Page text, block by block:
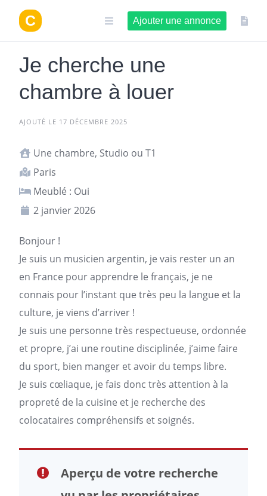
contenu
Ajouter une annonce
Je cherche une
chambre à louer
AJOUTÉ LE 17 DÉCEMBRE 2025
Une chambre, Studio ou T1
Paris
Meublé : Oui
2 janvier 2026
Bonjour !
Je suis un musicien argentin, je vais rester un an
en France pour apprendre le français, je ne
connais pour l’instant que très peu la langue et la
culture, je viens d’arriver !
Je suis une personne très respectueuse, ordonnée
et propre, j’ai une routine disciplinée, j’aime faire
du sport, bien manger et avoir du temps libre.
Je suis cœliaque, je fais donc très attention à la
propreté de la cuisine et je recherche des
colocataires compréhensifs et soignés.
Aperçu de votre recherche